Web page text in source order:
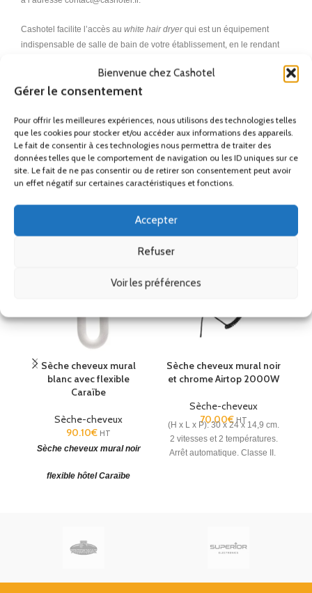
Bienvenue chez Cashotel
Gérer le consentement
Pour offrir les meilleures expériences, nous utilisons des technologies telles
que les cookies pour stocker et/ou accéder aux informations des appareils.
Le fait de consentir à ces technologies nous permettra de traiter des
données telles que le comportement de navigation ou les ID uniques sur ce
site. Le fait de ne pas consentir ou de retirer son consentement peut avoir
un effet négatif sur certaines caractéristiques et fonctions.
Accepter
Refuser
Voir les préférences
Cashotel facilite l’accès au white hair dryerqui est un équipement
indispensable de salle de bain de votre établissement, en le rendant
Une réponse idéale aux attentes de votre clientèle.
Remise
Ses accessoires
Produits similaires
Sèche cheveux mural
blanc avec flexible
Caraïbe
Sèche-cheveux
90.10€ HT
Sèche cheveux mural noir
flexible hôtel Caraïbe
Sèche cheveux mural noir
et chrome Airtop 2000W
Sèche-cheveux
70.00€ HT
(H x L x P): 30 x 24 x 14,9 cm.
2 vitesses et 2 températures.
Arrêt automatique. Classe II.